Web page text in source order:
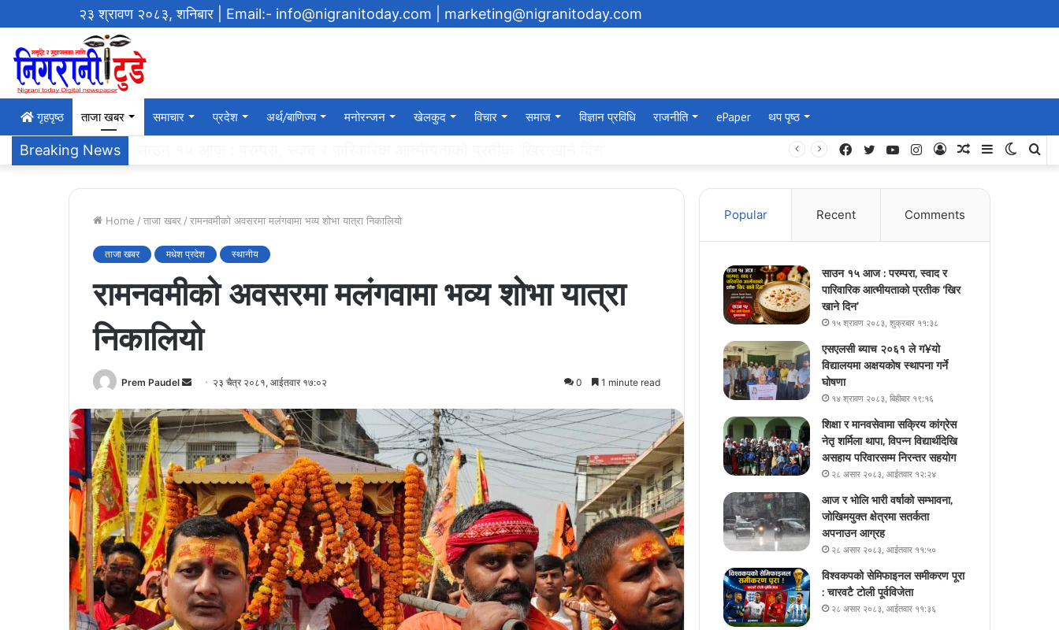
२३ श्रावण २०८३, शनिबार | Email:- info@nigranitoday.com | marketing@nigranitoday.com
गृहपृष्‍ठ ताजा खबर समाचार प्रदेश अर्थ/बाणिज्य मनोरन्जन खेलकुद विचार समाज विज्ञान प्रविधि राजनीति ePaper थप पृष्ठ
Breaking News
Switch
Sidebar
Random
Log
Instagram
YouTube
Twitter
Facebook
Home / ताजा खबर / रामनवमीको अवसरमा मलंगवामा भव्य शोभा यात्रा निकालियो
ताजा खबर मधेश प्रदेश स्थानीय
रामनवमीको अवसरमा मलंगवामा भव्य शोभा यात्रा
निकालियो
Prem Paudel
Send
email
२३ चैत्र २०८१, आईतवार १७:०२ 0 1 minute read
Popular Recent Comments
साउन १५ आज : परम्परा, स्वाद र
पारिवारिक आत्मीयताको प्रतीक ‘खिर
खाने दिन’
१५ श्रावण २०८३, शुक्रबार ११:३८
एसएलसी ब्याच २०६१ ले ग¥यो
विद्यालयमा अक्षयकोष स्थापना गर्ने
घोषणा
१४ श्रावण २०८३, बिहीबार १९:१६
शिक्षा र मानवसेवामा सक्रिय कांग्रेस
नेतृ शर्मिला थापा, विपन्न विद्यार्थीदेखि
असहाय परिवारसम्म निरन्तर सहयोग
२८ असार २०८३, आईतवार १२:२४
आज र भोलि भारी वर्षाको सम्भावना,
जोखिमयुक्त क्षेत्रमा सतर्कता
अपनाउन आग्रह
२८ असार २०८३, आईतवार ११:५०
विश्वकपको सेमिफाइनल समीकरण पूरा
: चारवटै टोली पूर्वविजेता
२८ असार २०८३, आईतवार ११:३६